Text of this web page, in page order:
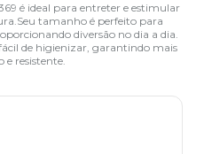
é ideal para entreter e estimular
tamanho é perfeito para
diversão no dia a dia.
de higienizar, garantindo mais
resistente.